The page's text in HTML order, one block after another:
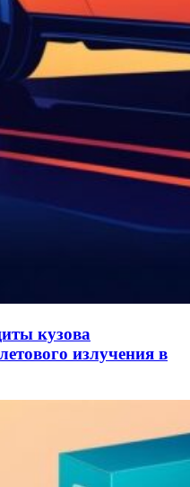
кузова
излучения в